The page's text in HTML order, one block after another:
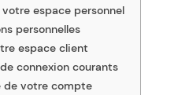
espace personnel
personnelles
espace client
connexion courants
de votre compte